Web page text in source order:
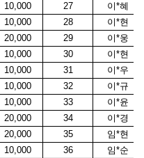
10,000 27 이*혜
10,000 28 이*현
20,000 29 이*웅
10,000 30 이*현
10,000 31 이*우
10,000 32 이*규
10,000 33 이*윤
20,000 34 이*경
20,000 35 임*현
10,000 36 임*순